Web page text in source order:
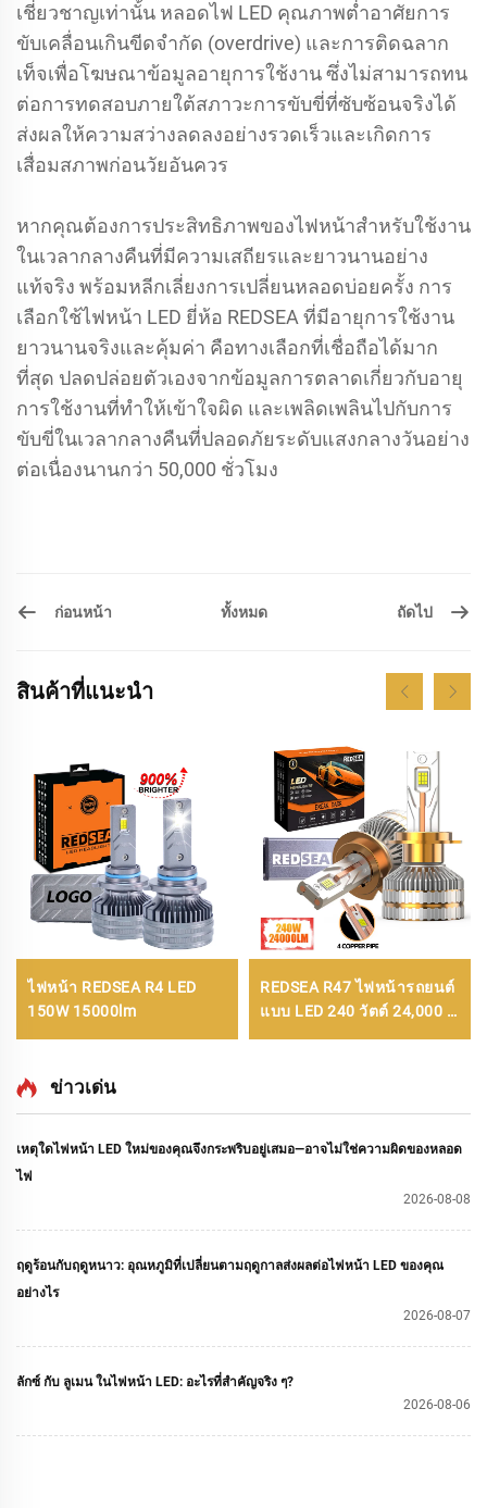
เชี่ยวชาญเท่านั้น หลอดไฟ LED คุณภาพต่ำอาศัยการ
ขับเคลื่อนเกินขีดจำกัด (overdrive) และการติดฉลาก
เท็จเพื่อโฆษณาข้อมูลอายุการใช้งาน ซึ่งไม่สามารถทน
ต่อการทดสอบภายใต้สภาวะการขับขี่ที่ซับซ้อนจริงได้
ส่งผลให้ความสว่างลดลงอย่างรวดเร็วและเกิดการ
เสื่อมสภาพก่อนวัยอันควร
หากคุณต้องการประสิทธิภาพของไฟหน้าสำหรับใช้งาน
ในเวลากลางคืนที่มีความเสถียรและยาวนานอย่าง
แท้จริง พร้อมหลีกเลี่ยงการเปลี่ยนหลอดบ่อยครั้ง การ
เลือกใช้ไฟหน้า LED ยี่ห้อ REDSEA ที่มีอายุการใช้งาน
ยาวนานจริงและคุ้มค่า คือทางเลือกที่เชื่อถือได้มาก
ที่สุด ปลดปล่อยตัวเองจากข้อมูลการตลาดเกี่ยวกับอายุ
การใช้งานที่ทำให้เข้าใจผิด และเพลิดเพลินไปกับการ
ขับขี่ในเวลากลางคืนที่ปลอดภัยระดับแสงกลางวันอย่าง
ต่อเนื่องนานกว่า 50,000 ชั่วโมง
ก่อนหน้า ทั้งหมด ถัดไป
สินค้าที่แนะนำ
ไฟหน้า REDSEA R4 LED
150W 15000lm
REDSEA R47 ไฟหน้ารถยนต์
แบบ LED 240 วัตต์ 24,000 ลู
ข่าวเด่น
เหตุใดไฟหน้า LED ใหม่ของคุณจึงกระพริบอยู่เสมอ—อาจไม่ใช่ความผิดของหลอด
ไฟ
2026-08-08
ฤดูร้อนกับฤดูหนาว: อุณหภูมิที่เปลี่ยนตามฤดูกาลส่งผลต่อไฟหน้า LED ของคุณ
อย่างไร
2026-08-07
ลักซ์ กับ ลูเมน ในไฟหน้า LED: อะไรที่สำคัญจริง ๆ?
2026-08-06